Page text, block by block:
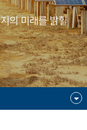
의 미래를 밝힐